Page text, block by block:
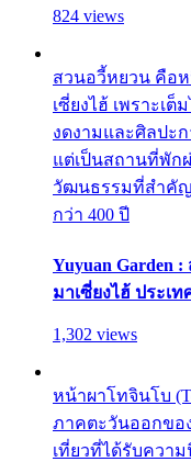
824 views
สวนอวี้หยวน คือ
เซี่ยงไฮ้ เพราะเ
งดงามและศิลปะ
แต่เป็นสถานที่พัก
วัฒนธรรมที่สำคัญ
กว่า 400 ปี
Yuyuan Garden
มาเซี่ยงไฮ้ ประเท
1,302 views
หน้าผาโทจินโบ
ภาคตะวันออกขอ
เที่ยวที่ได้รับควา